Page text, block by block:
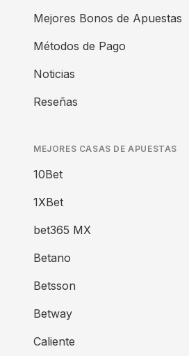
Mejores Bonos de Apuestas
Métodos de Pago
Noticias
Reseñas
MEJORES CASAS DE APUESTAS
10Bet
1XBet
bet365 MX
Betano
Betsson
Betway
Caliente